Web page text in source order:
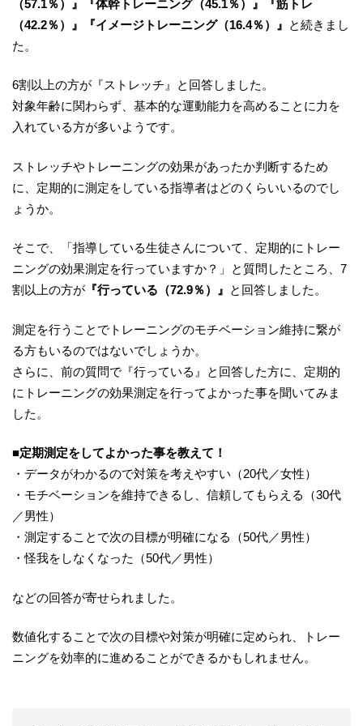
（57.1％）』『体幹トレーニング（45.1％）』『筋トレ
（42.2％）』『イメージトレーニング（16.4％）』 と続きまし
た。
6割以上の方が『ストレッチ』と回答しました。
対象年齢に関わらず、基本的な運動能力を高めることに力を
入れている方が多いようです。
ストレッチやトレーニングの効果があったか判断するため
に、定期的に測定をしている指導者はどのくらいいるのでし
ょうか。
そこで、「指導している生徒さんについて、定期的にトレー
ニングの効果測定を行っていますか？」と質問したところ、7
割以上の方が 『行っている（72.9％）』 と回答しました。
測定を行うことでトレーニングのモチベーション維持に繋が
る方もいるのではないでしょうか。
さらに、前の質問で『行っている』と回答した方に、定期的
にトレーニングの効果測定を行ってよかった事を聞いてみま
した。
■定期測定をしてよかった事を教えて！
・データがわかるので対策を考えやすい（20代／女性）
・モチベーションを維持できるし、信頼してもらえる（30代
／男性）
・測定することで次の目標が明確になる（50代／男性）
・怪我をしなくなった（50代／男性）
などの回答が寄せられました。
数値化することで次の目標や対策が明確に定められ、トレー
ニングを効率的に進めることができるかもしれません。